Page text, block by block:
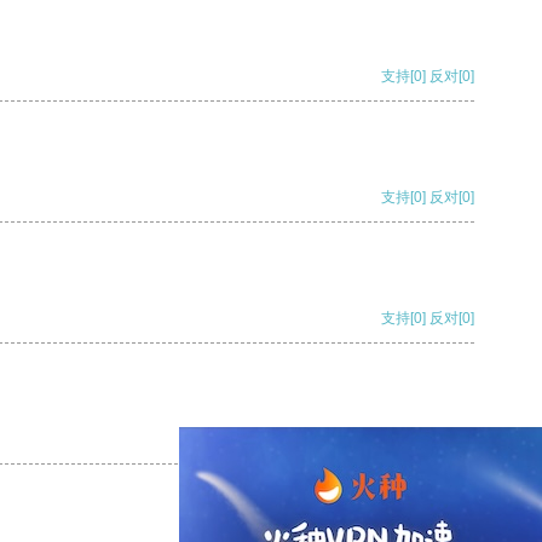
支持[0] 反对[0]
支持[0] 反对[0]
支持[0] 反对[0]